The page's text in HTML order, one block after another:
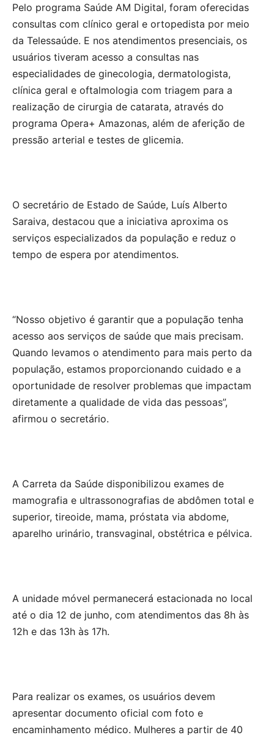
Pelo programa Saúde AM Digital, foram oferecidas
consultas com clínico geral e ortopedista por meio
da Telessaúde. E nos atendimentos presenciais, os
usuários tiveram acesso a consultas nas
especialidades de ginecologia, dermatologista,
clínica geral e oftalmologia com triagem para a
realização de cirurgia de catarata, através do
programa Opera+ Amazonas, além de aferição de
pressão arterial e testes de glicemia.
O secretário de Estado de Saúde, Luís Alberto
Saraiva, destacou que a iniciativa aproxima os
serviços especializados da população e reduz o
tempo de espera por atendimentos.
“Nosso objetivo é garantir que a população tenha
acesso aos serviços de saúde que mais precisam.
Quando levamos o atendimento para mais perto da
população, estamos proporcionando cuidado e a
oportunidade de resolver problemas que impactam
diretamente a qualidade de vida das pessoas”,
afirmou o secretário.
A Carreta da Saúde disponibilizou exames de
mamografia e ultrassonografias de abdômen total e
superior, tireoide, mama, próstata via abdome,
aparelho urinário, transvaginal, obstétrica e pélvica.
A unidade móvel permanecerá estacionada no local
até o dia 12 de junho, com atendimentos das 8h às
12h e das 13h às 17h.
Para realizar os exames, os usuários devem
apresentar documento oficial com foto e
encaminhamento médico. Mulheres a partir de 40